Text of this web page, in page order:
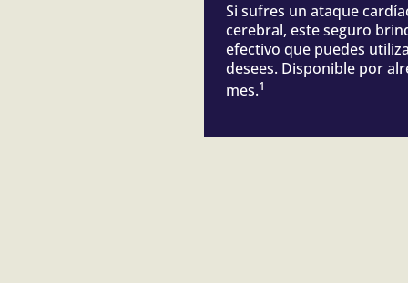
Si sufres un ataque
cerebral, este seguro
efectivo que puedes
desees. Disponible por
mes.1